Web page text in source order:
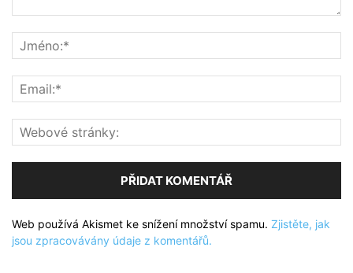
Web používá Akismet ke snížení množství spamu. Zjistěte, jak
jsou zpracovávány údaje z komentářů.